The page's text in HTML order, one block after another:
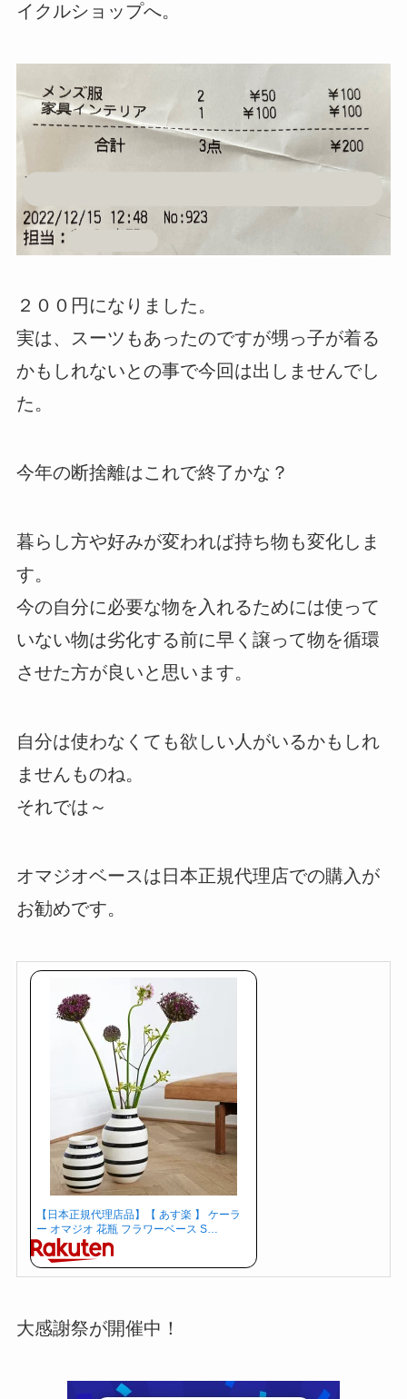
イクルショップへ。
２００円になりました。
実は、スーツもあったのですが甥っ子が着る
かもしれないとの事で今回は出しませんでし
た。
今年の断捨離はこれで終了かな？
暮らし方や好みが変われば持ち物も変化しま
す。
今の自分に必要な物を入れるためには使って
いない物は劣化する前に早く譲って物を循環
させた方が良いと思います。
自分は使わなくても欲しい人がいるかもしれ
ませんものね。
それでは～
オマジオベースは日本正規代理店での購入が
お勧めです。
【日本正規代理店品】【 あす楽 】 ケーラ
ー オマジオ 花瓶 フラワーベース S…
大感謝祭が開催中！